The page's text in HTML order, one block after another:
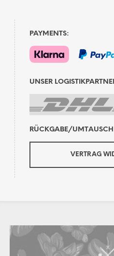
PAYMENTS:
UNSER
RÜCKGABE/
VERTRAG